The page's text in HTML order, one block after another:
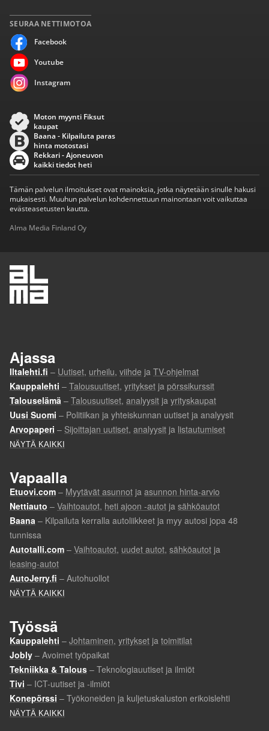
SEURAA NETTIMOTOA
Facebook
Youtube
Instagram
Moton myynti Fiksut
kaupat
Baana - Kilpailuta paras
hinta motostasi
Rekkari - Ajoneuvon
kaikki tiedot heti
Tämän palvelun ilmoitukset ovat mainoksia, jotka näytetään sinulle hakusi
mukaisesti. Muuhun palvelun kohdennettuun mainontaan voit vaikuttaa
evästeasetusten kautta.
Alma Media Finland Oy